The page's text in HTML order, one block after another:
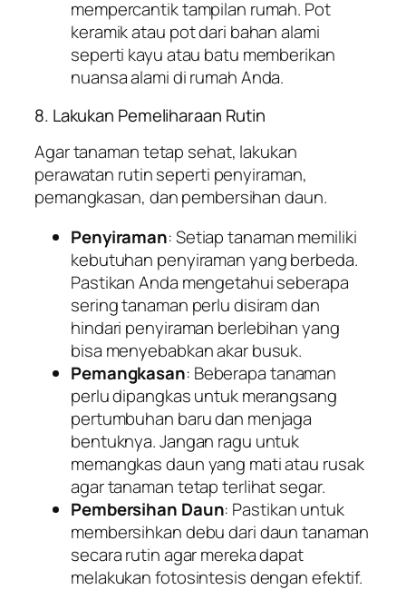
mempercantik tampilan rumah. Pot
keramik atau pot dari bahan alami
seperti kayu atau batu memberikan
nuansa alami di rumah Anda.
8. Lakukan Pemeliharaan Rutin
Agar tanaman tetap sehat, lakukan
perawatan rutin seperti penyiraman,
pemangkasan, dan pembersihan daun.
Penyiraman: Setiap tanaman memiliki
kebutuhan penyiraman yang berbeda.
Pastikan Anda mengetahui seberapa
sering tanaman perlu disiram dan
hindari penyiraman berlebihan yang
bisa menyebabkan akar busuk.
Pemangkasan: Beberapa tanaman
perlu dipangkas untuk merangsang
pertumbuhan baru dan menjaga
bentuknya. Jangan ragu untuk
memangkas daun yang mati atau rusak
agar tanaman tetap terlihat segar.
Pembersihan Daun: Pastikan untuk
membersihkan debu dari daun tanaman
secara rutin agar mereka dapat
melakukan fotosintesis dengan efektif.